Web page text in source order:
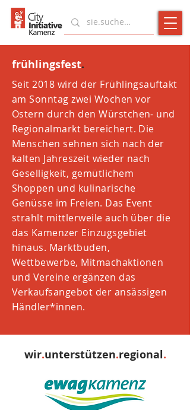
frühlingsfest.
Seit 2018 wird der Frühlingsauftakt
am Sonntag zwei Wochen vor
Ostern durch den Würstchen- und
Regionalmarkt bereichert. Die
Menschen sehnen sich nach der
kalten Jahreszeit wieder nach
Geselligkeit, gemütlichem
Shoppen und kulinarische
Genüsse im Freien. Das Event
strahlt mittlerweile auch über die
das Kamenzer Einzugsgebiet
hinaus. Marktbuden,
Wettbewerbe, Mitmachaktionen
und Vereine ergänzen das
Verkaufsangebot der ansässigen
Händler*innen.
wir.unterstützen.regional.